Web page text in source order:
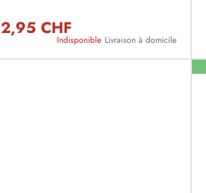
2,95 CHF
Indisponible Livraison à domicile